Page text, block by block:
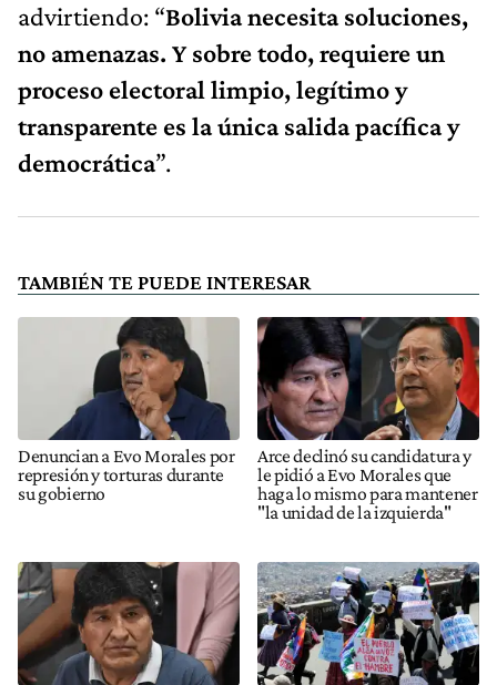
advirtiendo: “Bolivia necesita soluciones,
no amenazas. Y sobre todo, requiere un
proceso electoral limpio, legítimo y
transparente es la única salida pacífica y
democrática”.
TAMBIÉN TE PUEDE INTERESAR
Denuncian a Evo Morales por
represión y torturas durante
su gobierno
Arce declinó su candidatura y
le pidió a Evo Morales que
haga lo mismo para mantener
"la unidad de la izquierda"